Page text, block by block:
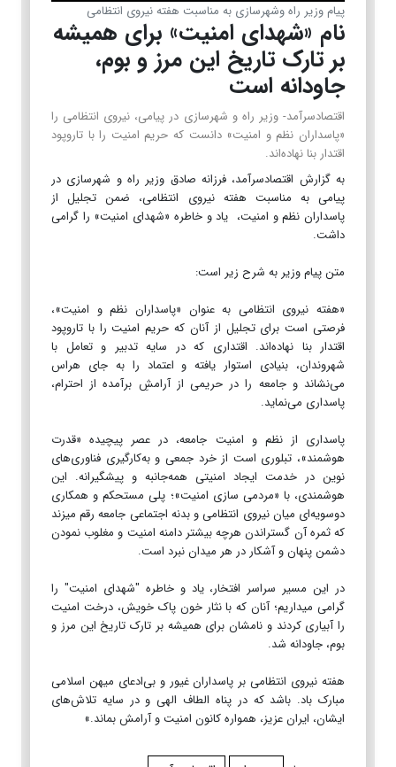
پیام وزیر راه وشهرسازی به مناسبت هفته نیروی انتظامی
نام «شهدای امنیت» برای همیشه
بر تارک تاریخ این مرز و بوم،
جاودانه است
اقتصادسرآمد- وزیر راه و شهرسازی در پیامی، نیروی انتظامی را
«پاسداران نظم و امنیت» دانست که حریم امنیت را با تاروپود
اقتدار بنا نهاده‌اند.
به گزارش اقتصادسرآمد، فرزانه صادق وزیر راه و شهرسازی در
پیامی به مناسبت هفته نیروی انتظامی، ضمن تجلیل از
پاسداران نظم و امنیت، یاد و خاطره‌ «شهدای امنیت» را گرامی
داشت.
متن پیام وزیر به شرح زیر است:
«هفته‌ نیروی انتظامی به عنوان «پاسداران نظم و امنیت»،
فرصتی است برای تجلیل از آنان که حریم امنیت را با تاروپود
اقتدار بنا نهاده‌اند. اقتداری که در سایه‌ تدبیر و تعامل با
شهروندان، بنیادی استوار یافته و اعتماد را به جای هراس
می‌نشاند و جامعه را در حریمی از آرامشِ برآمده از احترام،
پاسداری می‌نماید.
پاسداری از نظم و امنیت جامعه، در عصر پیچیده «قدرت
هوشمند»، تبلوری است از خرد جمعی و به‌کارگیری فناوری‌های
نوین در خدمت ایجاد امنیتی همه‌جانبه و پیشگیرانه. این
هوشمندی، با «مردمی سازی امنیت»؛ پلی مستحکم و همکاری
دوسویه‌ای میان نیروی انتظامی و بدنه اجتماعی جامعه رقم می‎زند
که ثمره آن گستراندن هرچه بیشتر دامنه امنیت و مغلوب نمودن
دشمن پنهان و آشکار در هر میدان نبرد است.
در این مسیر سراسر افتخار، یاد و خاطره‌ "شهدای امنیت" را
گرامی می‎داریم؛ آنان که با نثار خون پاک خویش، درخت امنیت
را آبیاری کردند و نامشان برای همیشه بر تارک تاریخ این مرز و
بوم، جاودانه شد.
هفته‌ نیروی انتظامی بر پاسداران غیور و بی‌ادعای میهن اسلامی
مبارک باد. باشد که در پناه الطاف الهی و در سایه‌ تلاش‌های
ایشان، ایران عزیز، همواره کانون امنیت و آرامش بماند.»